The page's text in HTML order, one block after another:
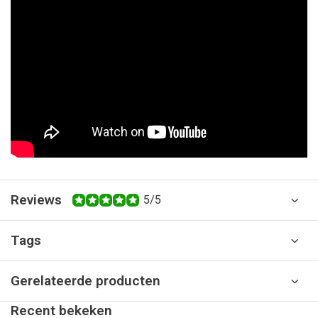
Reviews 5/5
Tags
Gerelateerde producten
Recent bekeken